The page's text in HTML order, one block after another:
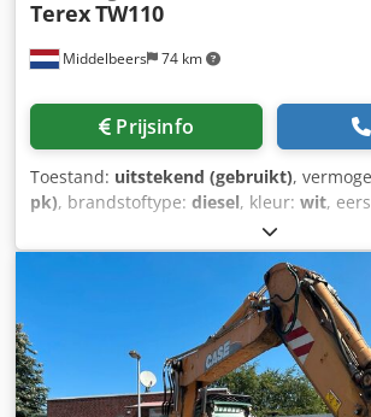
Middelbeers 74 km
TerexTW110
Prijsinfo
Toestand: uitstekend (gebruikt),
pk), brandstoftype: diesel, kleur: wit,
, bedrijfsturen:
informatie Bouwjaar: 2008 Serienummer:
Technische informatie Aantal cilinders:
Leeggewicht: 10.500 kg Functioneel CE-
Technische staat: zeer goed Optische
Financiële informatie Prijs: op aanvraag
Apmorf Verdere informatie Neem contact
Hek voor meer informatie.